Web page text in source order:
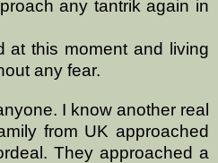
any tantrik again in
at this moment and living
any fear.
I know another real
from UK approached
They approached a